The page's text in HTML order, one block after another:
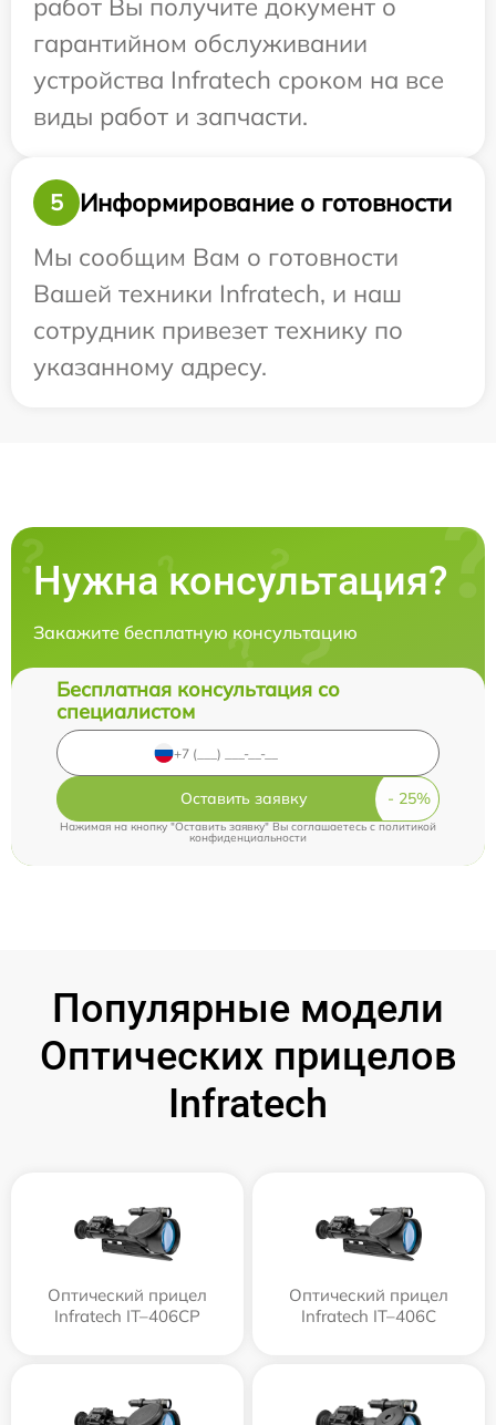
работ Вы получите документ о
гарантийном обслуживании
устройства Infratech сроком на все
виды работ и запчасти.
5
Информирование о готовности
Мы сообщим Вам о готовности
Вашей техники Infratech, и наш
сотрудник привезет технику по
указанному адресу.
Нужна консультация?
Закажите бесплатную консультацию
Бесплатная консультация со
специалистом
Оставить заявку
Нажимая на кнопку "Оставить заявку" Вы соглашаетесь cполитикой
конфиденциальности
Популярные модели
Оптических прицелов
Infratech
Оптический прицел
Infratech IT–406СP
Оптический прицел
Infratech IT–406С